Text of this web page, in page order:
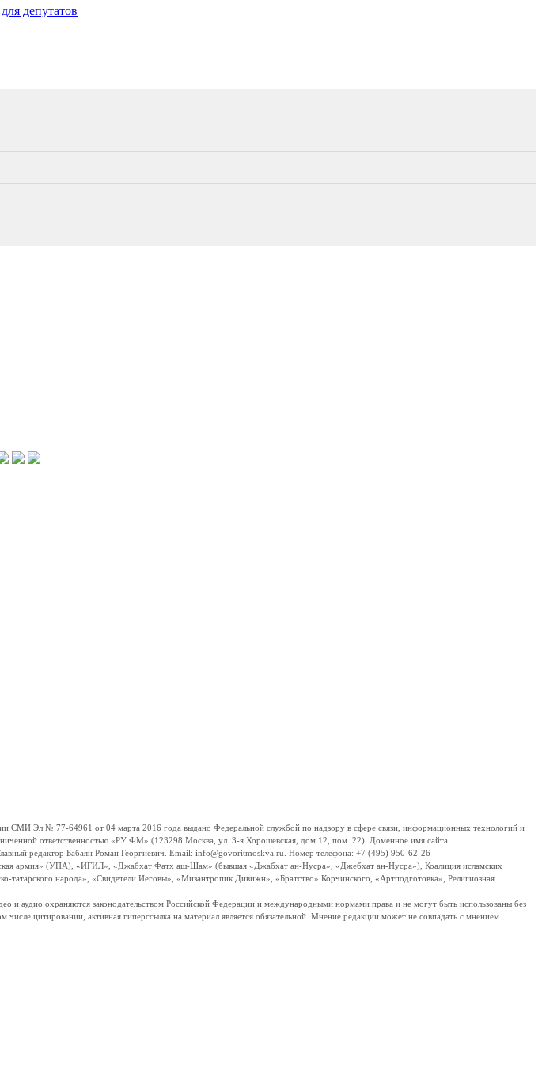
депутатов
Эл № 77-64961 от 04 марта 2016 года выдано Федеральной службой по надзору в сфере связи, информационных технологий и
ответственностью «РУ ФМ» (123298 Москва, ул. 3-я Хорошевская, дом 12, пом. 22). Доменное имя сайта
редактор Бабаян Роман Георгиевич. Email: info@govoritmoskva.ru. Номер телефона: +7 (495) 950-62-26
армия» (УПА), «ИГИЛ», «Джабхат Фатх аш-Шам» (бывшая «Джабхат ан-Нусра», «Джебхат ан-Нусра»), Коалиция исламских
народа», «Свидетели Иеговы», «Мизантропик Дивижн», «Братство» Корчинского, «Артподготовка», Религиозная
и аудио охраняются законодательством Российской Федерации и международными нормами права и не могут быть использованы без
цитировании, активная гиперссылка на материал является обязательной. Мнение редакции может не совпадать с мнением